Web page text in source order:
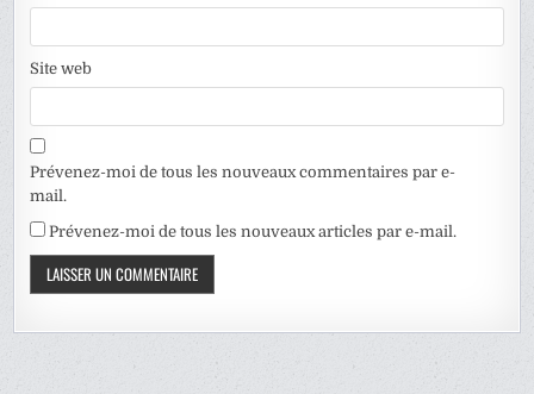
Site web
Prévenez-moi de tous les nouveaux commentaires par e-
mail.
Prévenez-moi de tous les nouveaux articles par e-mail.